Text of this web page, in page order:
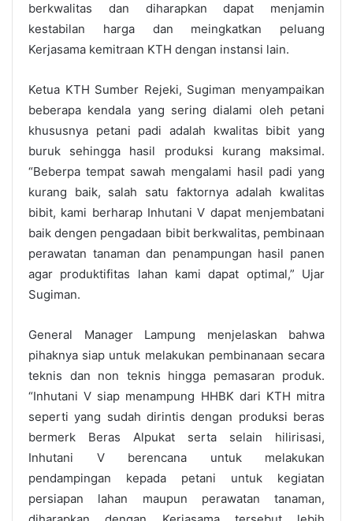
berkwalitas dan diharapkan dapat menjamin
kestabilan harga dan meingkatkan peluang
Kerjasama kemitraan KTH dengan instansi lain.
Ketua KTH Sumber Rejeki, Sugiman menyampaikan
beberapa kendala yang sering dialami oleh petani
khususnya petani padi adalah kwalitas bibit yang
buruk sehingga hasil produksi kurang maksimal.
“Beberpa tempat sawah mengalami hasil padi yang
kurang baik, salah satu faktornya adalah kwalitas
bibit, kami berharap Inhutani V dapat menjembatani
baik dengen pengadaan bibit berkwalitas, pembinaan
perawatan tanaman dan penampungan hasil panen
agar produktifitas lahan kami dapat optimal,” Ujar
Sugiman.
General Manager Lampung menjelaskan bahwa
pihaknya siap untuk melakukan pembinanaan secara
teknis dan non teknis hingga pemasaran produk.
“Inhutani V siap menampung HHBK dari KTH mitra
seperti yang sudah dirintis dengan produksi beras
bermerk Beras Alpukat serta selain hilirisasi,
Inhutani V berencana untuk melakukan
pendampingan kepada petani untuk kegiatan
persiapan lahan maupun perawatan tanaman,